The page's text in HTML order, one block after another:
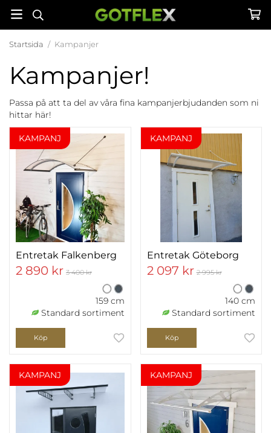
Startsida / Kampanjer
Kampanjer!
Passa på att ta del av våra fina kampanjerbjudanden som ni
hittar här!
KAMPANJ
Entretak Falkenberg
2 890 kr 3 400 kr
159 cm
Standard sortiment
Köp
KAMPANJ
Entretak Göteborg
2 097 kr 2 995 kr
140 cm
Standard sortiment
Köp
KAMPANJ KAMPANJ